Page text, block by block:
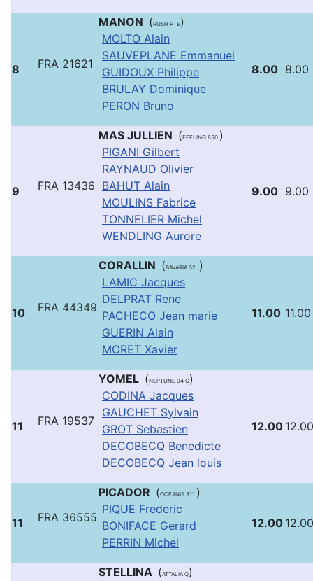
8 FRA 21621
MANON (RUSH PTE)
MOLTO Alain
SAUVEPLANE Emmanuel
GUIDOUX Philippe
BRULAY Dominique
PERON Bruno
8.00 8.00
9 FRA 13436
MAS JULLIEN (FEELING 850 )
PIGANI Gilbert
RAYNAUD Olivier
BAHUT Alain
MOULINS Fabrice
TONNELIER Michel
WENDLING Aurore
9.00 9.00
10 FRA 44349
CORALLIN (BAVARIA 32 ()
LAMIC Jacques
DELPRAT Rene
PACHECO Jean marie
GUERIN Alain
MORET Xavier
11.00 11.00
11 FRA 19537
YOMEL (NEPTUNE 94 G)
CODINA Jacques
GAUCHET Sylvain
GROT Sebastien
DECOBECQ Benedicte
DECOBECQ Jean louis
12.00 12.00
11 FRA 36555
PICADOR (OCEANIS 311 )
PIQUE Frederic
BONIFACE Gerard
PERRIN Michel
12.00 12.00
STELLINA (ATTALIA Q)